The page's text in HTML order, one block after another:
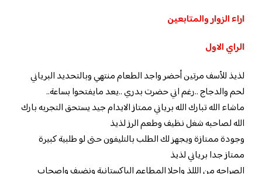
اراء الزوار والمتابعين
الراي الاول
لذيذ للأسف مرتين أحضر واجد الطعام منتهي وبالتحديد البرياني
لحم والدجاج ..رغم اني حضرت بدري ..يعد مايفتحوا بساعة..
ماشاء الله تبارك الله برياني ممتاز الايدام جيد يستحق التجربه بارك
الله لصاحبه شغل نظيف وطعم الرز لذيذ
وجودة ممتازة ويجهز لك الطلب بالتليفون حتى لو طلبية كبيرة
ممتاز جدا برياني لذيذ